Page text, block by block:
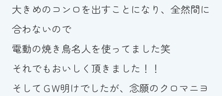
大きめのコンロを出すことになり、全然間に
合わないので
電動の焼き鳥名人を使ってました笑
それでもおいしく頂きました！！
そしてＧW明けでしたが、念願のクロマニヨ